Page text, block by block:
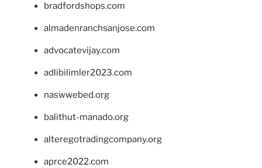
bradfordshops.com
almadenranchsanjose.com
advocatevijay.com
adlibilimler2023.com
naswwebed.org
balithut-manado.org
alteregotradingcompany.org
aprce2022.com